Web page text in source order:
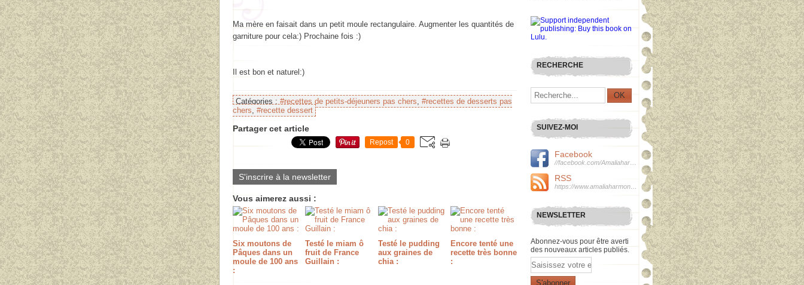
Ma mère en faisait dans un petit moule rectangulaire. Augmenter les quantités de
garniture pour cela:) Prochaine fois :)
Il est bon et naturel:)
Catégories : #recettes de petits-déjeuners pas chers, #recettes de desserts pas
chers, #recette dessert
Partager cet article
Repost 0
S'inscrire à la newsletter
Vous aimerez aussi :
Six moutons de
Pâques dans un
moule de 100 ans
:
Testé le miam ô
fruit de France
Guillain :
Testé le pudding
aux graines de
chia :
Encore tenté une
recette très bonne
:
RECHERCHE
SUIVEZ-MOI
Facebook
RSS
NEWSLETTER
Abonnez-vous pour être averti
des nouveaux articles publiés.
Email